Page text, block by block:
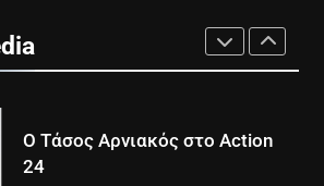
σπουδαίου ηθοποιού Νίκου
Καλογερόπουλου- Βίντεο
LIFESTYLE-MEDIA
Ο Τάσος Αρνιακός στο Action
24